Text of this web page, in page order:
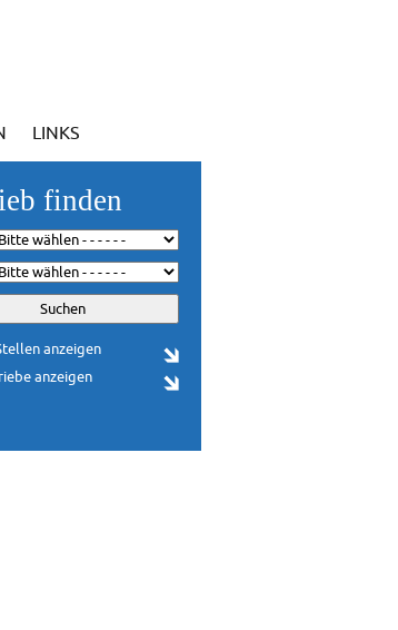
LINKS
finden
anzeigen
anzeigen